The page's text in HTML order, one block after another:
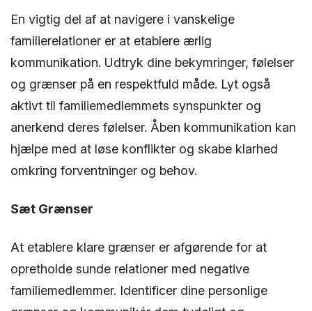
En vigtig del af at navigere i vanskelige
familierelationer er at etablere ærlig
kommunikation. Udtryk dine bekymringer, følelser
og grænser på en respektfuld måde. Lyt også
aktivt til familiemedlemmets synspunkter og
anerkend deres følelser. Åben kommunikation kan
hjælpe med at løse konflikter og skabe klarhed
omkring forventninger og behov.
Sæt Grænser
At etablere klare grænser er afgørende for at
opretholde sunde relationer med negative
familiemedlemmer. Identificer dine personlige